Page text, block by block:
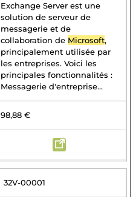
Exchange Server est une
solution de serveur de
messagerie et de
collaboration de Microsoft,
principalement utilisée par
les entreprises. Voici les
principales fonctionnalités :
Messagerie d'entreprise...
98,88 €
32V-00001